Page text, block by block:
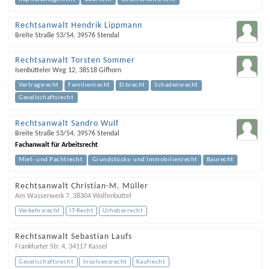
Rechtsanwalt Hendrik Lippmann
Breite Straße 53/54, 39576 Stendal
Rechtsanwalt Torsten Sommer
Isenbütteler Weg 12, 38518 Gifhorn
Vertragsrecht Familienrecht Erbrecht
Schadensrecht
Gesellschaftsrecht
Rechtsanwalt Sandro Wulf
Breite Straße 53/54, 39576 Stendal
Fachanwalt für Arbeitsrecht
Miet- und Pachtrecht Grundstücks- und Immobilienrecht Baurecht
Rechtsanwalt Christian-M. Müller
Am Wasserwerk 7, 38304 Wolfenbüttel
Verkehrsrecht IT-Recht Urheberrecht
Rechtsanwalt Sebastian Laufs
Frankfurter Str. 4, 34117 Kassel
Gesellschaftsrecht Insolvenzrecht Kaufrecht